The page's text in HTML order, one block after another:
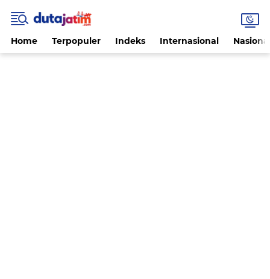
Home Terpopuler Indeks Internasional